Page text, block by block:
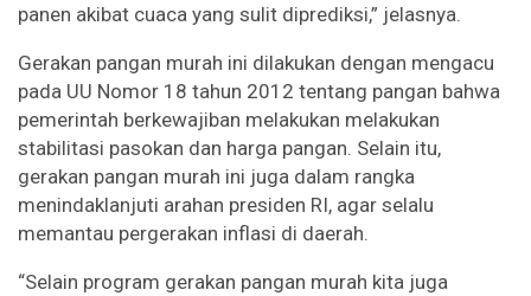
panen akibat cuaca yang sulit diprediksi,” jelasnya.
Gerakan pangan murah ini dilakukan dengan mengacu
pada UU Nomor 18 tahun 2012 tentang pangan bahwa
pemerintah berkewajiban melakukan melakukan
stabilitasi pasokan dan harga pangan. Selain itu,
gerakan pangan murah ini juga dalam rangka
menindaklanjuti arahan presiden RI, agar selalu
memantau pergerakan inflasi di daerah.
“Selain program gerakan pangan murah kita juga